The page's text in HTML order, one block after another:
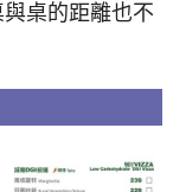
桌的距離也不